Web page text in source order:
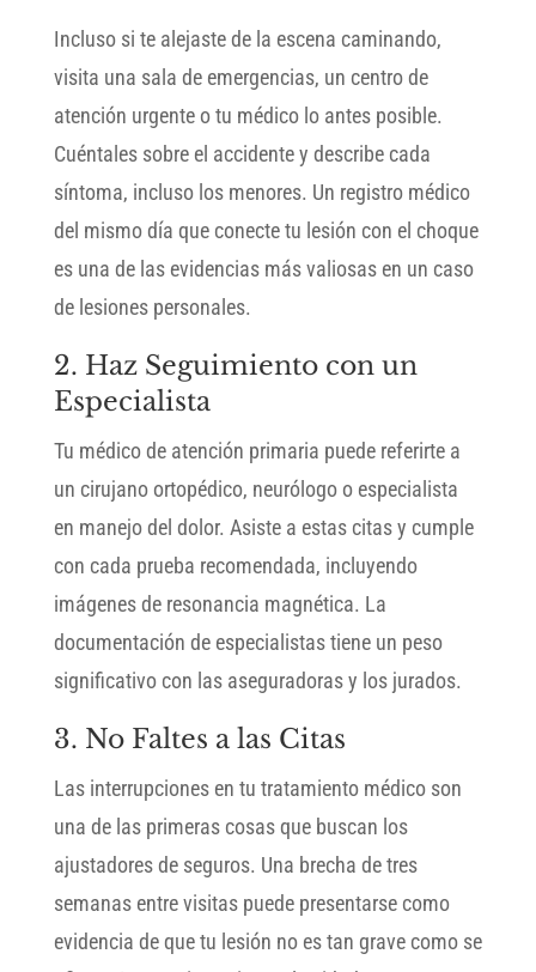
Incluso si te alejaste de la escena caminando,
visita una sala de emergencias, un centro de
atención urgente o tu médico lo antes posible.
Cuéntales sobre el accidente y describe cada
síntoma, incluso los menores. Un registro médico
del mismo día que conecte tu lesión con el choque
es una de las evidencias más valiosas en un caso
de lesiones personales.
2. Haz Seguimiento con un
Especialista
Tu médico de atención primaria puede referirte a
un cirujano ortopédico, neurólogo o especialista
en manejo del dolor. Asiste a estas citas y cumple
con cada prueba recomendada, incluyendo
imágenes de resonancia magnética. La
documentación de especialistas tiene un peso
significativo con las aseguradoras y los jurados.
3. No Faltes a las Citas
Las interrupciones en tu tratamiento médico son
una de las primeras cosas que buscan los
ajustadores de seguros. Una brecha de tres
semanas entre visitas puede presentarse como
evidencia de que tu lesión no es tan grave como se